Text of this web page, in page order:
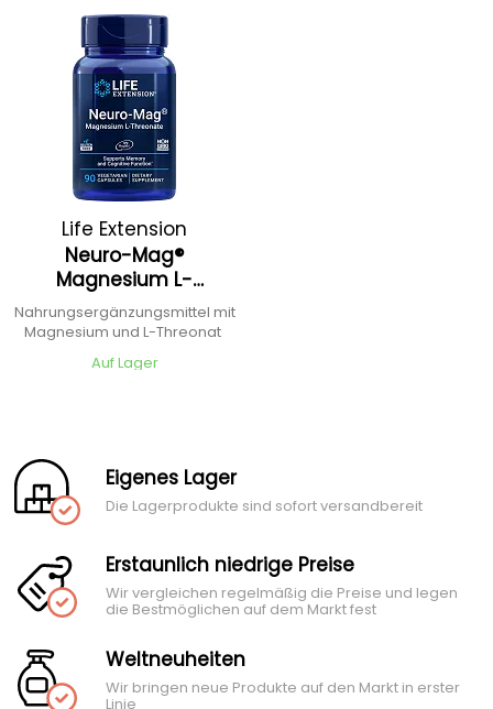
Life Extension
Neuro-Mag®
Magnesium L-
Threonate
Nahrungsergänzungsmittel mit
Magnesium und L-Threonat
Auf Lager
Eigenes Lager
Die Lagerprodukte sind sofort versandbereit
Erstaunlich niedrige Preise
Wir vergleichen regelmäßig die Preise und legen
die Bestmöglichen auf dem Markt fest
Weltneuheiten
Wir bringen neue Produkte auf den Markt in erster
Linie